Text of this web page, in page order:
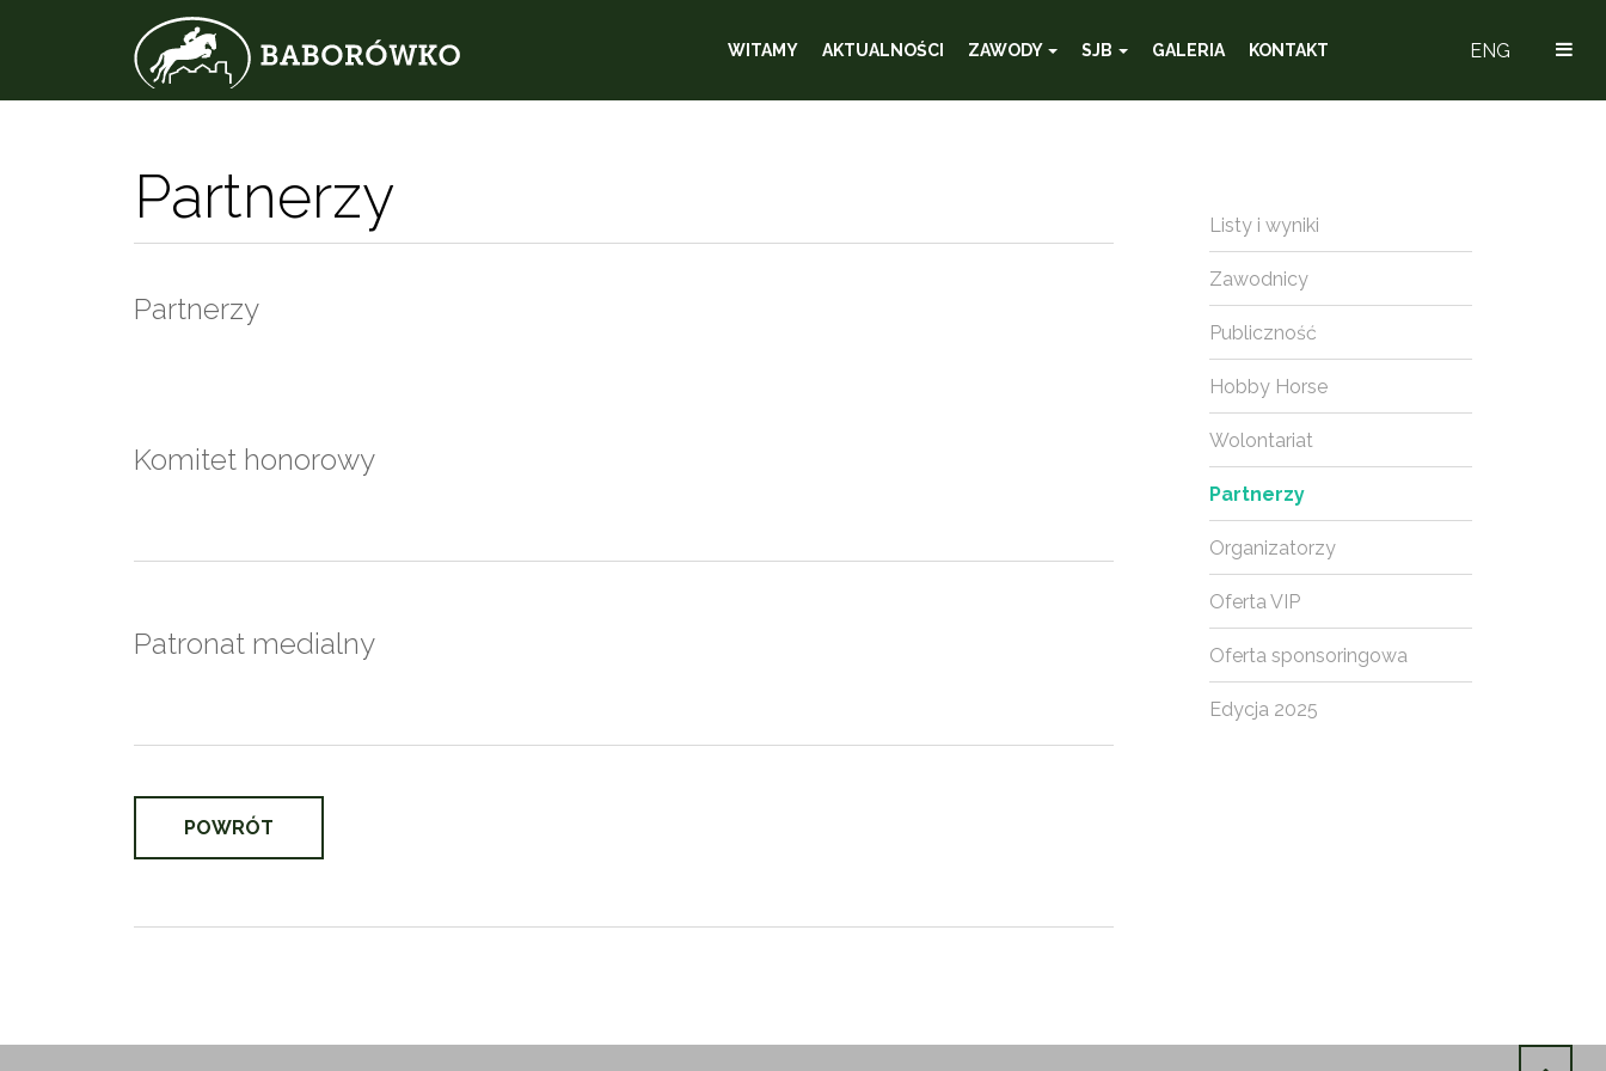
ENG
WITAMY AKTUALNOŚCI ZAWODY SJB GALERIA KONTAKT
Partnerzy
Partnerzy
Komitet honorowy
Patronat medialny
POWRÓT
Listy i wyniki
Zawodnicy
Publiczność
Hobby Horse
Wolontariat
Partnerzy
Organizatorzy
Oferta VIP
Oferta sponsoringowa
Edycja 2025